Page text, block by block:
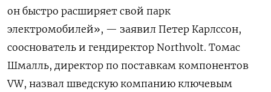
он быстро расширяет свой парк
электромобилей», — заявил Петер Карлссон,
сооснователь и гендиректор Northvolt. Томас
Шмалль, директор по поставкам компонентов
VW, назвал шведскую компанию ключевым